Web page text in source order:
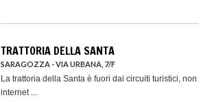
TRATTORIA DELLA SANTA
SARAGOZZA - VIA URBANA, 7/F
La trattoria della Santa è fuori dai circuiti turistici, non
internet ...